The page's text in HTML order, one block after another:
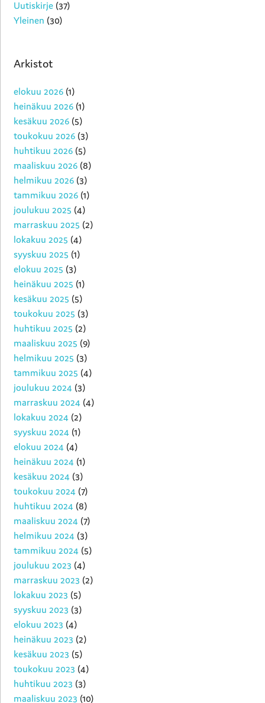
Uutiskirje (37)
Yleinen (30)
Arkistot
elokuu 2026 (1)
heinäkuu 2026 (1)
kesäkuu 2026 (5)
toukokuu 2026 (3)
huhtikuu 2026 (5)
maaliskuu 2026 (8)
helmikuu 2026 (3)
tammikuu 2026 (1)
joulukuu 2025 (4)
marraskuu 2025 (2)
lokakuu 2025 (4)
syyskuu 2025 (1)
elokuu 2025 (3)
heinäkuu 2025 (1)
kesäkuu 2025 (5)
toukokuu 2025 (3)
huhtikuu 2025 (2)
maaliskuu 2025 (9)
helmikuu 2025 (3)
tammikuu 2025 (4)
joulukuu 2024 (3)
marraskuu 2024 (4)
lokakuu 2024 (2)
syyskuu 2024 (1)
elokuu 2024 (4)
heinäkuu 2024 (1)
kesäkuu 2024 (3)
toukokuu 2024 (7)
huhtikuu 2024 (8)
maaliskuu 2024 (7)
helmikuu 2024 (3)
tammikuu 2024 (5)
joulukuu 2023 (4)
marraskuu 2023 (2)
lokakuu 2023 (5)
syyskuu 2023 (3)
elokuu 2023 (4)
heinäkuu 2023 (2)
kesäkuu 2023 (5)
toukokuu 2023 (4)
huhtikuu 2023 (3)
maaliskuu 2023 (10)